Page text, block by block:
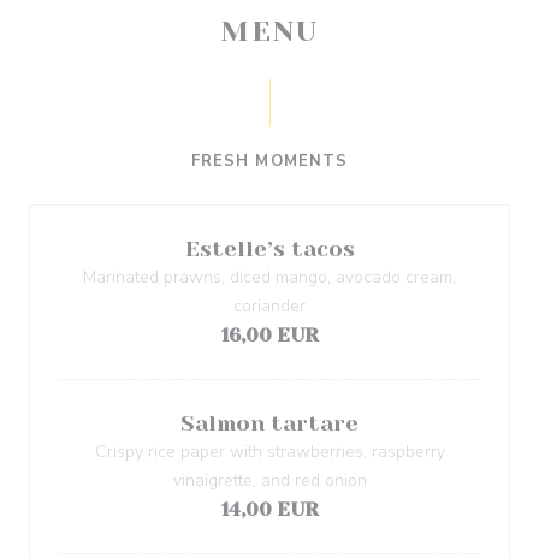
MENU
FRESH MOMENTS
Estelle’s tacos
Marinated prawns, diced mango, avocado cream,
coriander
16,00 EUR
Salmon tartare
Crispy rice paper with strawberries, raspberry
vinaigrette, and red onion
14,00 EUR